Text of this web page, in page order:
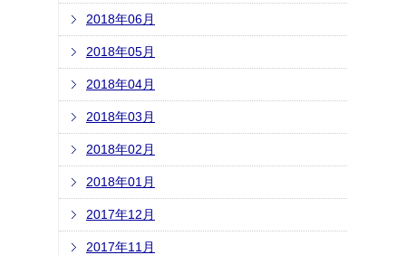
2018年06月
2018年05月
2018年04月
2018年03月
2018年02月
2018年01月
2017年12月
2017年11月